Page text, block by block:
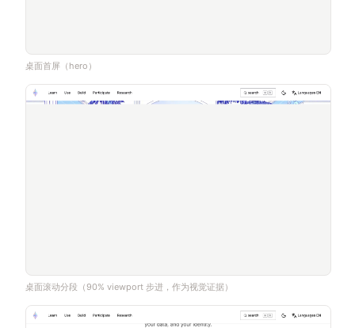
桌面首屏（hero）
桌面滚动分段（90% viewport 步进，作为视觉证据）